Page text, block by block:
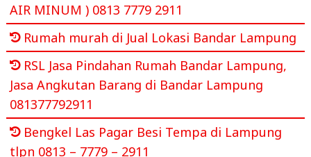
AIR MINUM ) 0813 7779 2911
Rumah murah di Jual Lokasi Bandar Lampung
RSL Jasa Pindahan Rumah Bandar Lampung,
Jasa Angkutan Barang di Bandar Lampung
081377792911
Bengkel Las Pagar Besi Tempa di Lampung
tlpn 0813 – 7779 – 2911